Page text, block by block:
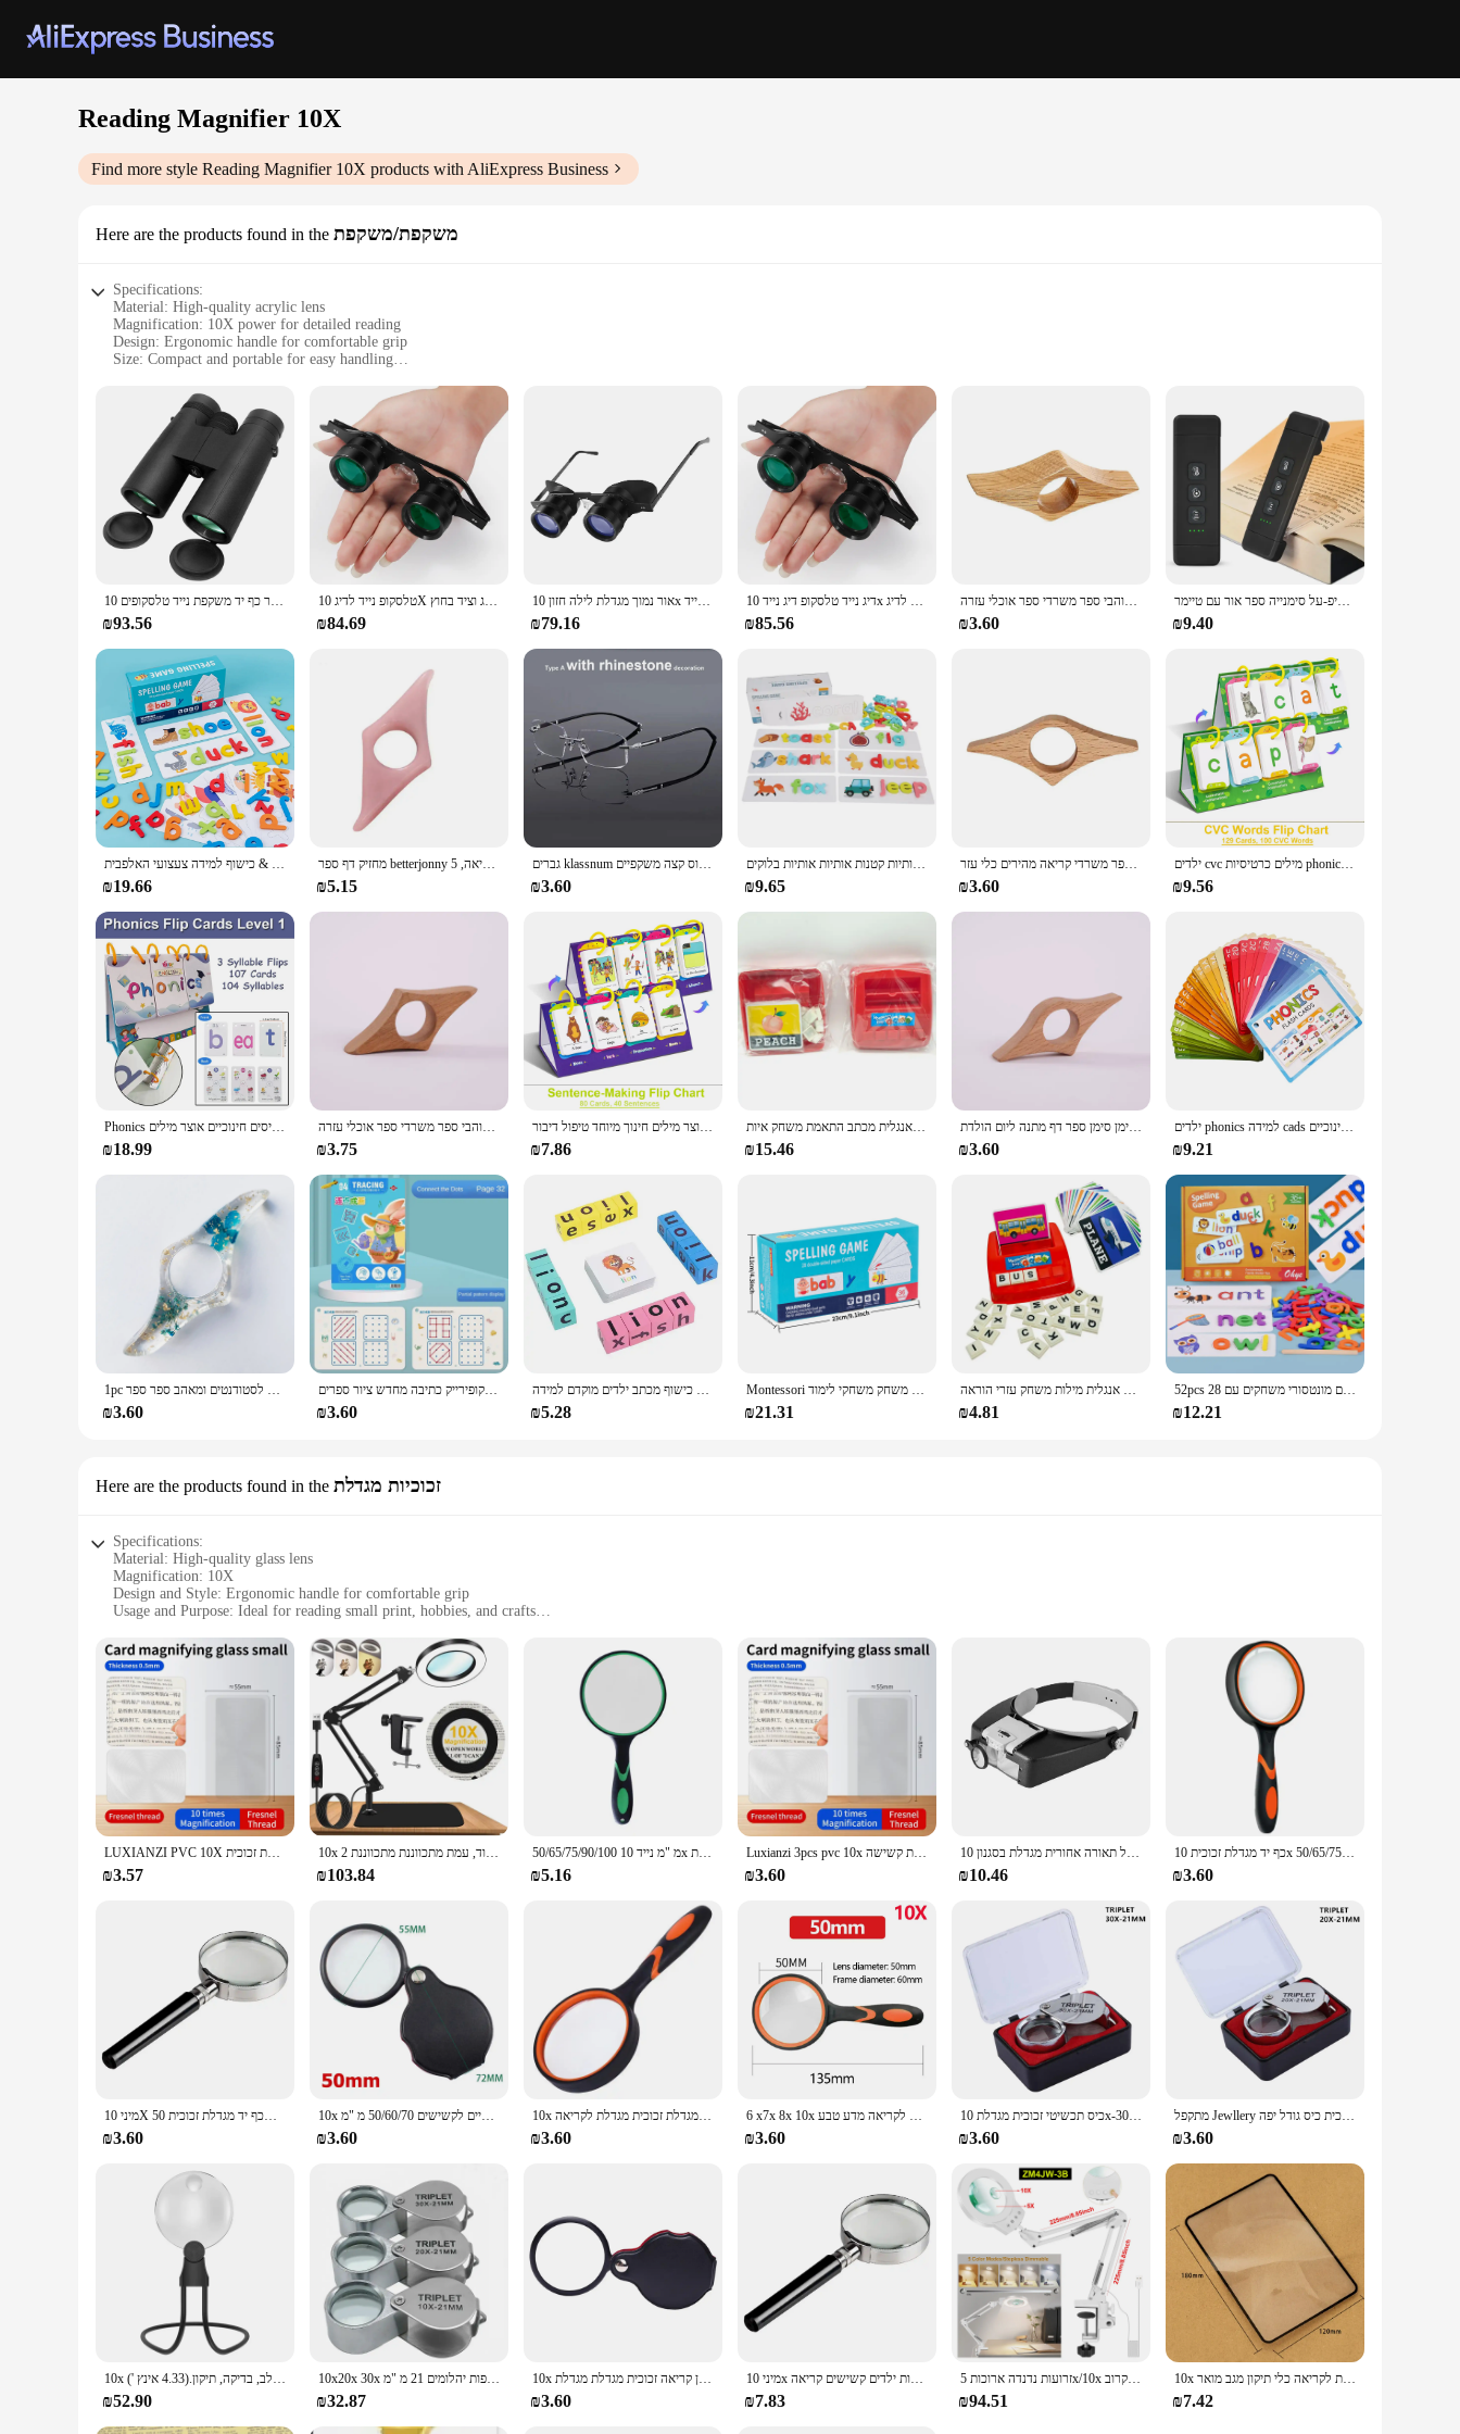
Reading Magnifier 10X
Find more style Reading Magnifier 10X products with AliExpress Business
Here are the products found in the משקפת/משקפת
Specifications:
Material: High-quality acrylic lens
Magnification: 10X power for detailed reading
Design: Ergonomic handle for comfortable grip
Size: Compact and portable for easy handling
Accessories: Includes a protective case for safe storage
Features:
**Enhanced Reading Experience**
The Reading Magnifier 10X is an essential tool for anyone who values clear and detailed reading. With its high-quality acrylic lens, this magnifier provides a crystal-clear view, allowing you to read
small print with ease. Whether you're reading a book, newspaper, or a fine print document, the magnifier's 10X power ensures that every word is sharp and legible. Its ergonomic handle is designed to
fit comfortably in your hand, reducing hand fatigue during prolonged use.
**Versatile and Convenient**
This magnifier is not just for reading; it's a versatile tool that can be used for a variety of tasks. Its compact size makes it easy to carry around, making it ideal for travel, school, or office use. The
lightweight design ensures that you can use it for extended periods without feeling weighed down. Additionally, the protective case included with the magnifier ensures that it remains in pristine
condition when not in use.
**Suitable for Everyone**
needs to read small print with clarity. The magnifier's wholesale availability makes it an excellent choice for vendors and suppliers looking to offer high-quality magnifying products to their customers.
With its affordable price and practical design, this magnifier is a must-have for anyone who values clear and detailed reading.
מכשיר כף יד משקפת נייד טלסקופים 10x להגדיל משקפת רב עוצמה עוצמתית ספורט חיצוני ציד מטיילים
₪93.56
טלסקופ נייד לדיג 10X עם מגדיל אור נמוך, ראיית לילה לדיג וציד בחוץ
₪84.69
אור נמוך מגדלת לילה חזון 10x דיג משקפי טלסקופ נייד
₪79.16
דיג נייד טלסקופ דיג נייד 10x אור נמוך מגדלת טלסקופ אור מגדלת לילה לדיג
₪85.56
סימניה אגודל עץ חם קריאה אחת אגודל ספר תמיכה ספר לאוהבי ספר המשרד לאוהבי ספר משרדי ספר אוכלי עזרה
₪3.60
קליפ-על סימנייה ספר אור עם טיימר USB נטענת קריאת אור מיני Led לקרוא אור נייד מנורת שולחן המיטה לקרוא מנורה
₪9.40
ילדי עץ פאזל קריקטורה בעלי החיים לראות & כישוף למידה צעצועי האלפבית Sight מילות & התאמת מכתב משחקי מתנה לילדים צעצוע
₪19.66
מחזיק דף ספר betterjonny לקריאה, 5 pcs מחזיק ספר אגודל אקריליק חמוד, אביזרי טבעת אצבע לקריאה
₪5.15
גברים klassnum קורא משקפיים ללא ריסוס קצה משקפיים presbyopic אנטי-אור נגד עייפות פלוס משקפיים presbyopia ברור
₪3.60
איות עץ מילים באנגלית פאזלים משחקים עם 25 כרטיסי למידה, 26 אותיות קטנות אותיות אותיות בלוקים montessori
₪9.65
סימניות אגודל עץ קריאה אחת מחזיק דף תמיכה ספר לאוהבי ספר המשרד לאוהבי ספר משרדי קריאה מהירים כלי עזר
₪3.60
ילדים cvc מילים כרטיסיות phonics להעיף תרשים בונה מילות ראייה פעילות כלי למידה טיפול דיבור חינוך מיוחד
₪9.56
Phonics כרטיסיות איות מילים שולחן עבודה יומן אנגלית לומד איות להעיף כרטיסים חינוכיים אוצר מילים
₪18.99
סימניה אגודל עץ חם קריאה אחת אגודל ספר תמיכה ספר לאוהבי ספר המשרד לאוהבי ספר משרדי ספר אוכלי עזרה
₪3.75
תרגילי עשיית משפט חינוך כלי אוצר מילים בניית אוצר מילים חינוך מיוחד טיפול דיבור
₪7.86
אנגלית מכתב התאמת משחק איות Lowcase האלפבית אותיות כרטיסי משחק משחק מראש לילדים למידה שפה צעצועים
₪15.46
קריאת סימניות טבעות בית ספר מספק דפי סטודנטים מדריך סימון סימון סימן סימן ספר דף מתנה ליום הולדת
₪3.60
ילדים phonics למידה cads צעצועים חינוכיים esl הוראה חומרים אנגלית מילים אימון פוניק בניית מילים montessori
₪9.21
1pc שרף ספר ספרים לעמוד קריאת עזרה אגודל יצירתי ספר תמיכה, מחזיק דף האגודל לסטודנטים ומאהב ספר ספר
₪3.60
עט פעוטות שליטה ספר לימוד תינוק קסום עקירת קסם בפועל קופירייק כתיבה מחדש ציור ספרים
₪3.60
מונטסורי צעצועי איות מילת בלוק משחקים כישוף מכתב ילדים מוקדם למידה Educaitonal אנגלית כרטיסי פאזל משחק
₪5.28
Montessori איות מילה עץ מתמטיקה צעצועים לילדים הוראה הוראה עברית כרטיסי משחק פאזל לימוד משחק משחקי לימוד משחק משחקי לימוד
₪21.31
ילדי כרטיס מכתב מכונה אנגלית מוקדם חינוכיים תמונה אוריינות ללמוד אנגלית מילות משחק עזרי הוראה
₪4.81
52pcs אנגלית אלפבית איות מילת עץ צעצועים חינוכיים לילדים תינוק פאזלים מונטסורי משחקים עם 28pcs למידה כרטיסים
₪12.21
Here are the products found in the זכוכיות מגדלת
Specifications:
Material: High-quality glass lens
Magnification: 10X
Design and Style: Ergonomic handle for comfortable grip
Usage and Purpose: Ideal for reading small print, hobbies, and crafts
Parts and Accessories: Includes protective case for safe storage
Features:
**Enhanced Reading Experience**
The Reading Magnifier 10X is a versatile tool designed to enhance your reading experience. Whether you're reading a book, newspaper, or fine print on documents, this magnifier's 10X magnification
ensures that every word is crystal clear. The high-quality glass lens provides a distortion-free view, making it perfect for those with visual impairments or for anyone who enjoys reading in detail. The
ergonomic handle is not only comfortable to hold but also ensures a steady grip, reducing hand fatigue during extended reading sessions.
The lightweight and portable design of this magnifier make it an excellent companion for travel or daily use. It fits easily into a bag or pocket, allowing you to read comfortably anywhere. The
protective case included with the magnifier ensures that it remains in pristine condition, ready for use whenever you need it. Whether you're at home, in the office, or on the go, this magnifier is your
reliable tool for clear and comfortable reading.
**Versatile Usage Scenarios**
magnifier's 10X magnification allows for precise observation. It's also a valuable asset for vendors, suppliers, and sets, as it ensures accurate inspection and quality control. With its durable construction
and user-friendly design, this magnifier is a must-have for anyone who demands clarity and precision in their work or leisure activities.
LUXIANZI PVC 10X זכוכית מגדלת פרנל עדשה שקוף כרטיס מגדלת לקשישים קריאה נייד דק במיוחד מגדלת זכוכית
₪3.57
10x זכוכית מגדלת עם אור ועמוד, עמת מתכווננת מתכווננת 2 in1 מנורת שולחן, מהדק עבור עבודות תיקון עבודה
₪103.84
50/65/75/90/100 מ "מ נייד 10x מגדלת יד מגדלת זכוכית מגדלת
₪5.16
Luxianzi 3pcs pvc 10x מגדלת רנטגן שקוף מגדלת קשיש קריאה מגדלת קשישה מגדלת קשישה
₪3.60
הוביל תאורה אחורית מגדלת בסגנון 10x קסדת מתכווננת משקפיים תכשיטים לצפות אחזקה קריאה optivisor
₪10.46
כף יד מגדלת זכוכית 10x ילדים קשישים זכוכית מגדלת קריאת חקר החלקה מחוסמת מגדלת עדשת 50/65/75/100mm
₪3.60
מיני 10X כף יד מגדלת זכוכית 50mm תכשיטי קריאת מגדלת זכוכית מגדלת לקריאה תכשיטי בכיר
₪3.60
10x מגדלת מתקפלת זכוכית מגדלת מיני כיס תכשיטים מיני כיס קריאת משקפיים לקשישים 50/60/70 מ "מ
₪3.60
10x מגדלת קריאה מגדלת יד מגדלת לקשישים וילדים עדשה אמיתית מגדלת זכוכית מגדלת לקריאה
₪3.60
6 x7x 8x 10x זכוכית מגדלת לילדים קשישים קריאה ידנית מגדלת מגדלת מגדלת לקריאה מדע טבע
₪3.60
כיס תכשיטי זכוכית מגדלת 10x-30x 21mm Jewelers יהלומי עין זכוכית מגדלת זכוכית מגדלת מתכת כלים עבור מטבעות אבני חן בולים שעונים
₪3.60
מתקפל Jewllery מגדלת זכוכית מגדלת ניידת זכוכית כיס גודל יפה Jewllery זכוכית מגדלת משקפיים 10X 20X 30X הגדלה מתכת
₪3.60
10x זכוכית מגדלת חינם לצוואר, מגדלת לקריאה, תפירה, תפר צלב, בדיקה, תיקון.(4.33 אינץ ')
₪52.90
10x20x 30x זכוכית מגדלת מיני מקפלים לזיהוי חותמות עתיקות תכשיטים עדשת לופות יהלומים 21 מ "מ
₪32.87
10x מיני כיס מתקפל מגב באיכות גבוהה זכוכית נייד מגדלת אדם זקן קריאה זכוכית מגדלת מגדלת
₪3.60
מיני 10x זכוכית מגדלת בעבודת יד 50 מ "מ תכשיטי קריאה מגדלת זכוכית מגדלת לקריאה חותמות ילדים קשישים קריאה
₪7.83
זרועות נדנדה ארוכות 5x/10x מנורת זכוכית מגדלת עם 5 צבע להתאים אורות קריאת מנורת שולחן עבור ריתוך תיקון עבודה קרוב
₪94.51
10x אוזניות מגדלת מתכווננת הוביל מגדלת מגדלת משקפיים לקריאה אופטיויזור מגדלת לקריאה כלי תיקון מגב מואר
₪7.42